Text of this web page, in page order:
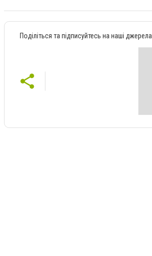
Поділіться та підписуйтесь на наші джерела